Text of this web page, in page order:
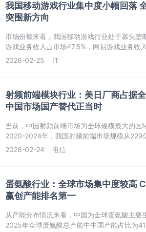
我国移动游戏行业集中度小幅回落
突围新方向
市场份额来看，我国移动游戏行业处于寡头
游戏业务收入占市场47.5%，网易游戏业务收入
2026-02-25
IT
射频前端模块行业：美日厂商占据
中国市场国产替代正当时
当前，中国射频前端市场为全球规模最大的区
2020-2024年，我国射频前端市场规模从229
增长率为10.06%。
2026-02-24 电信
蛋氨酸行业：全球市场集中度较高
赢创产能排名第一
从产能分布情况来看，中国为全球蛋氨酸主要
2025年全球蛋氨酸总产能中中国产能占比为